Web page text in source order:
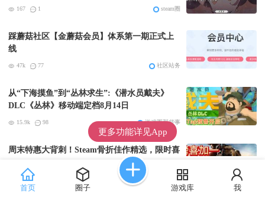
167 1 steam圈
踩蘑菇社区【金蘑菇会员】体系第一期正式上
线
47k 77 社区站务
从“下海摸鱼”到“丛林求生”:《潜水员戴夫》
DLC《丛林》移动端定档8月14日
15.9k 98 游戏圈那些事
周末特惠大背刺！Steam骨折佳作精选，限时喜
17.6k steam圈
首页 圈子 游戏库 我
更多功能详见App